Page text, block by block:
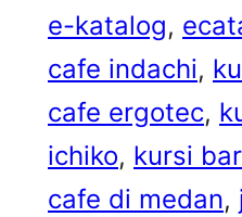
e-katalog,
cafe indachi,
cafe ergotec,
ichiko, kursi
cafe di medan,